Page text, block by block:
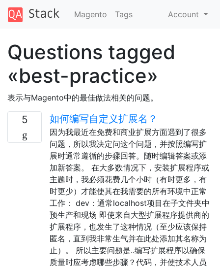
Magento Tags Account
Questions tagged
«best-practice»
表示与Magento中的最佳做法相关的问题。
5 如何编写自定义扩展名？
因为我最近在免费和商业扩展方面遇到了很多
问题，所以我决定问这个问题，并按照编写扩
展时通常遵循的步骤回答。随时编辑答案或添
加新答案。 在大多数情况下，安装扩展程序或
主题时，我必须花费几个小时（有时更多，有
时更少）才能使其在我需要的所有环境中正常
工作： dev：通常localhost项目在子文件夹中
预生产和现场 即使来自大型扩展程序提供商的
扩展程序，也发生了这种情况（至少应该保持
匿名，直到我非常生气并在此处添加其名称为
止）。 所以主要问题是..编写扩展程序以确保
质量时应考虑哪些步骤？代码，并使技术人员